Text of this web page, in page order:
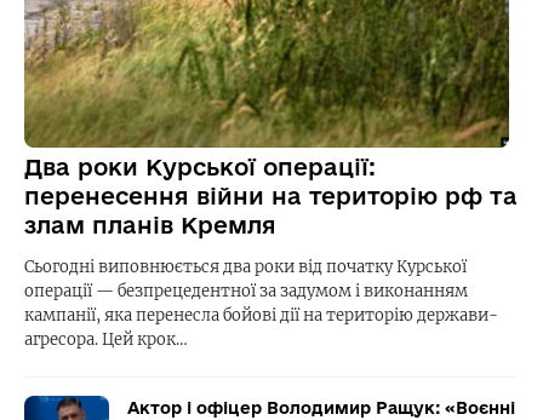
Два роки Курської операції:
перенесення війни на територію рф та
злам планів Кремля
Сьогодні виповнюється два роки від початку Курської
операції — безпрецедентної за задумом і виконанням
кампанії, яка перенесла бойові дії на територію держави-
агресора. Цей крок…
Актор і офіцер Володимир Ращук: «Воєнні